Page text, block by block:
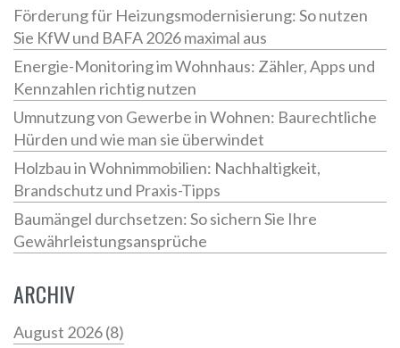
Förderung für Heizungsmodernisierung: So nutzen
Sie KfW und BAFA 2026 maximal aus
Energie-Monitoring im Wohnhaus: Zähler, Apps und
Kennzahlen richtig nutzen
Umnutzung von Gewerbe in Wohnen: Baurechtliche
Hürden und wie man sie überwindet
Holzbau in Wohnimmobilien: Nachhaltigkeit,
Brandschutz und Praxis-Tipps
Baumängel durchsetzen: So sichern Sie Ihre
Gewährleistungsansprüche
ARCHIV
August 2026(8)